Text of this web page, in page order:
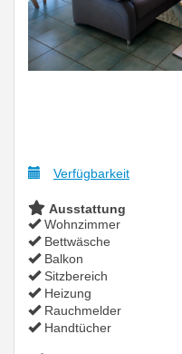
Verfügbarkeit
Ausstattung
Wohnzimmer
Bettwäsche
Balkon
Sitzbereich
Heizung
Rauchmelder
Handtücher